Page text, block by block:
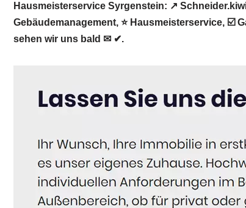
Hausmeisterservice Syrgenstein: ↗️
Gebäudemanagement, ⭐ Hausmeisterservice,
sehen wir uns bald ✉ ✔.